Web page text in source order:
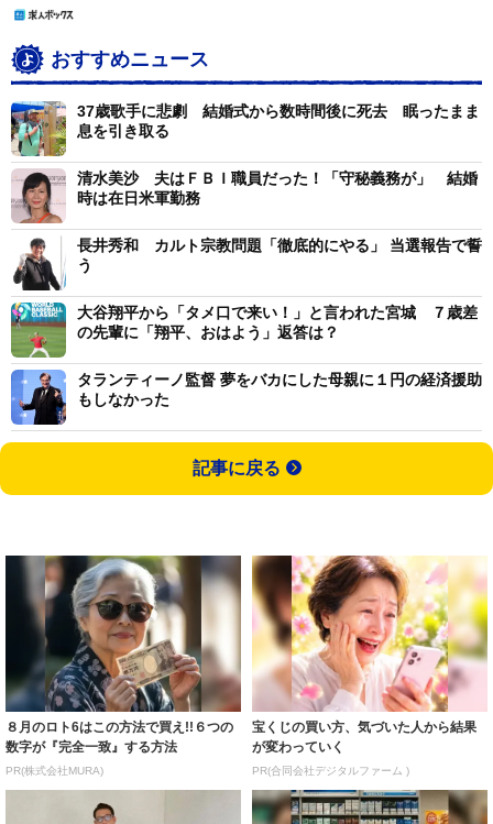
おすすめニュース
37歳歌手に悲劇 結婚式から数時間後に死去 眠ったまま
息を引き取る
清水美沙 夫はＦＢＩ職員だった！「守秘義務が」 結婚
時は在日米軍勤務
長井秀和 カルト宗教問題「徹底的にやる」 当選報告で誓
う
大谷翔平から「タメ口で来い！」と言われた宮城 ７歳差
の先輩に「翔平、おはよう」返答は？
タランティーノ監督 夢をバカにした母親に１円の経済援助
もしなかった
記事に戻る
８月のロト6はこの方法で買え!!６つの
数字が『完全一致』する方法
PR(株式会社MURA)
宝くじの買い方、気づいた人から結果
が変わっていく
PR(合同会社デジタルファーム )